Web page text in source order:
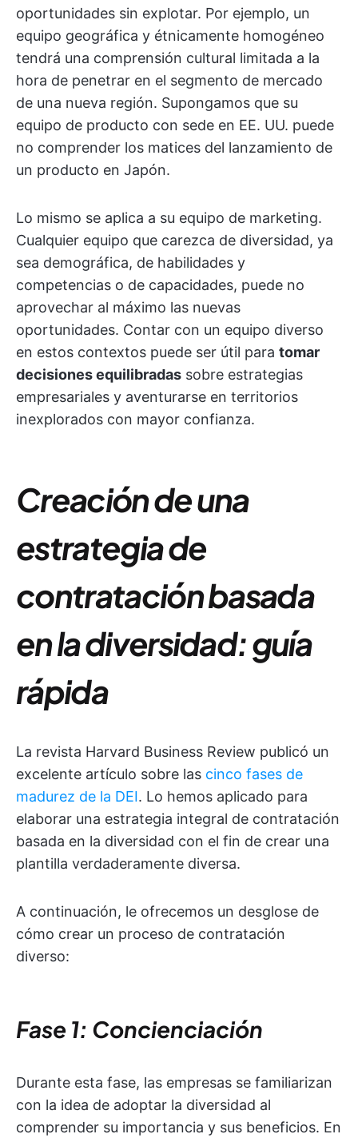
oportunidades sin explotar. Por ejemplo, un
equipo geográfica y étnicamente homogéneo
tendrá una comprensión cultural limitada a la
hora de penetrar en el segmento de mercado
de una nueva región. Supongamos que su
equipo de producto con sede en EE. UU. puede
no comprender los matices del lanzamiento de
un producto en Japón.
Lo mismo se aplica a su equipo de marketing.
Cualquier equipo que carezca de diversidad, ya
sea demográfica, de habilidades y
competencias o de capacidades, puede no
aprovechar al máximo las nuevas
oportunidades. Contar con un equipo diverso
en estos contextos puede ser útil para tomar
decisiones equilibradas sobre estrategias
empresariales y aventurarse en territorios
inexplorados con mayor confianza.
Creación de una
estrategia de
contratación basada
en la diversidad: guía
rápida
La revista Harvard Business Review publicó un
excelente artículo sobre las cinco fases de
madurez de la DEI. Lo hemos aplicado para
elaborar una estrategia integral de contratación
basada en la diversidad con el fin de crear una
plantilla verdaderamente diversa.
A continuación, le ofrecemos un desglose de
cómo crear un proceso de contratación
diverso:
Fase 1: Concienciación
Durante esta fase, las empresas se familiarizan
con la idea de adoptar la diversidad al
comprender su importancia y sus beneficios. En